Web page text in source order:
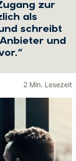
zur
als
schreibt
und
2 Min. Lesezeit